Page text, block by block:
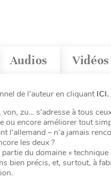
Vidéos
Audios
de l’auteur en cliquantICI.
von, zu… s’adresse à tous
ou encore améliorer tout
l’allemand – n’a jamais
les deux ?
du domaine «
bien précis, et, surtout, à